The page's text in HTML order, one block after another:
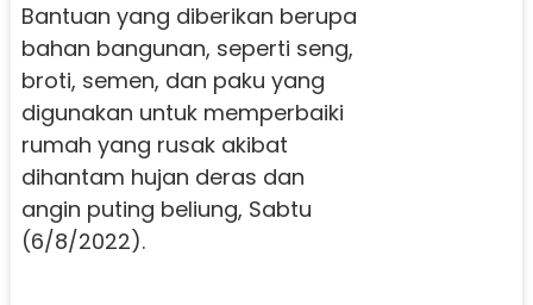
Bantuan yang diberikan berupa
bahan bangunan, seperti seng,
broti, semen, dan paku yang
digunakan untuk memperbaiki
rumah yang rusak akibat
dihantam hujan deras dan
angin puting beliung, Sabtu
(6/8/2022).